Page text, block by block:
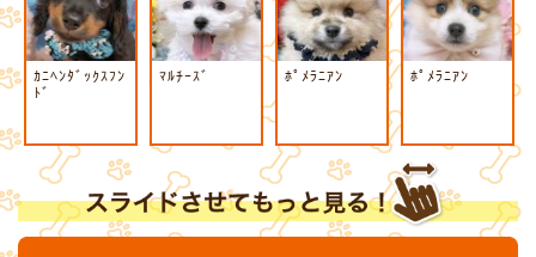
ｶﾆﾍﾝﾀﾞｯｸｽﾌﾝ
ﾄﾞ
ﾏﾙﾁｰｽﾞ ﾎﾟﾒﾗﾆｱﾝ ﾎﾟﾒﾗﾆｱﾝ